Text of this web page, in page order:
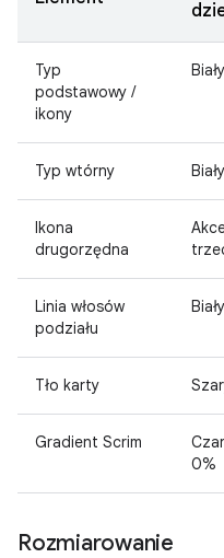
Typ
podstawowy /
ikony
Biały
Typ wtórny
Ikona
drugorzędna
Linia włosów
podziału
Tło karty
Gradient Scrim
0%
Rozmiarowanie